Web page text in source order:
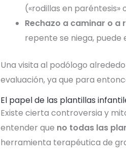
(«rodillas en paréntesis»
Rechazo a caminar o
repente se niega,
Una visita al podólogo
evaluación, ya que para
El papel de las plantillas
Existe cierta controversia y
entender que no todas las
herramienta terapéutica de